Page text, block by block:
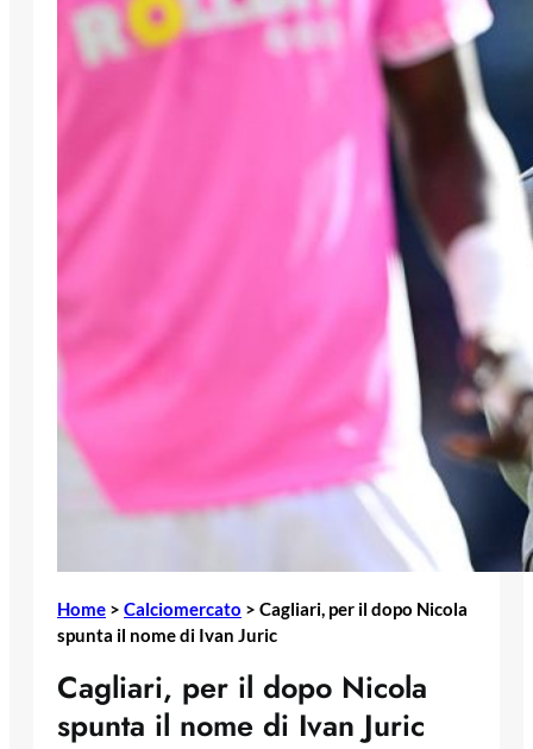
Home > Calciomercato > Cagliari, per il dopo Nicola
spunta il nome di Ivan Juric
Cagliari, per il dopo Nicola
spunta il nome di Ivan Juric